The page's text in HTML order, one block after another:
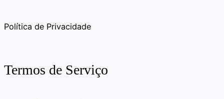
Política de Privacidade
Termos de Serviço